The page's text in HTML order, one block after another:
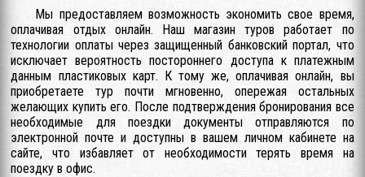
Мы предоставляем возможность экономить свое время,
оплачивая отдых онлайн. Наш магазин туров работает по
технологии оплаты через защищенный банковский портал, что
исключает вероятность постороннего доступа к платежным
данным пластиковых карт. К тому же, оплачивая онлайн, вы
приобретаете тур почти мгновенно, опережая остальных
желающих купить его. После подтверждения бронирования все
необходимые для поездки документы отправляются по
электронной почте и доступны в вашем личном кабинете на
сайте, что избавляет от необходимости терять время на
поездку в офис.